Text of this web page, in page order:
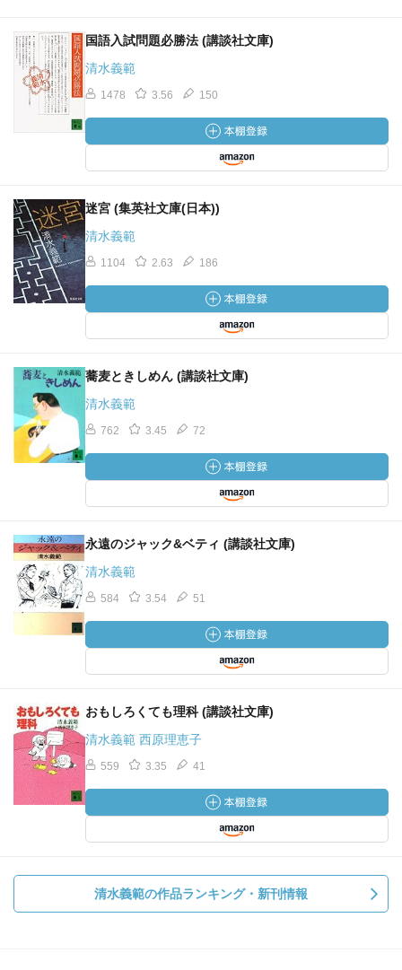
国語入試問題必勝法 (講談社文庫)
清水義範
1478 3.56 150
迷宮 (集英社文庫(日本))
清水義範
1104 2.63 186
蕎麦ときしめん (講談社文庫)
清水義範
762 3.45 72
永遠のジャック&ベティ (講談社文庫)
清水義範
584 3.54 51
おもしろくても理科 (講談社文庫)
清水義範 西原理恵子
559 3.35 41
清水義範の作品ランキング・新刊情報